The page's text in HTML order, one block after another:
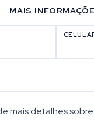
MAIS